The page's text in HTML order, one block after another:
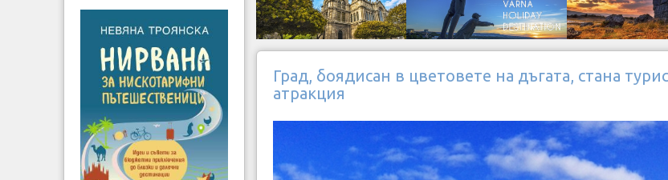
Град, боядисан в цветовете на дъгата, стана
атракция